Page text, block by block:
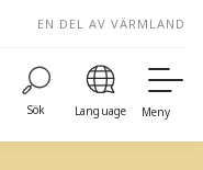
EN DEL AV VÄRMLAND
Sök Language Meny